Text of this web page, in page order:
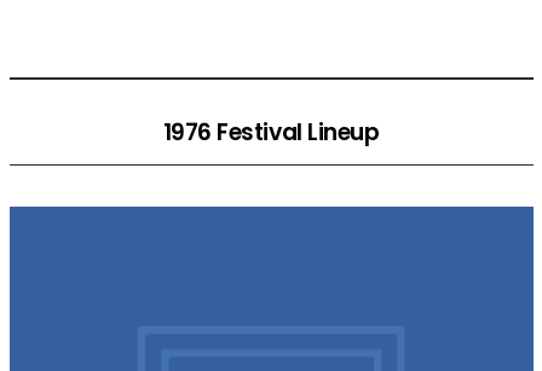
1976 Festival Lineup